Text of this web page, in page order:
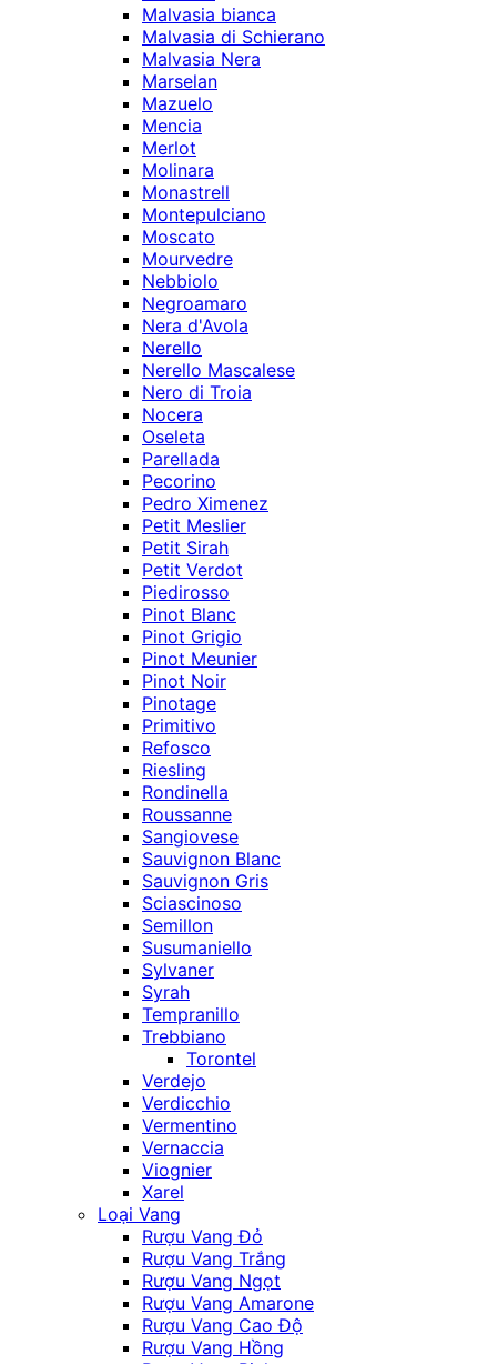
Malvasia bianca
Malvasia di Schierano
Malvasia Nera
Marselan
Mazuelo
Mencia
Merlot
Molinara
Monastrell
Montepulciano
Moscato
Mourvedre
Nebbiolo
Negroamaro
Nera d'Avola
Nerello
Nerello Mascalese
Nero di Troia
Nocera
Oseleta
Parellada
Pecorino
Pedro Ximenez
Petit Meslier
Petit Sirah
Petit Verdot
Piedirosso
Pinot Blanc
Pinot Grigio
Pinot Meunier
Pinot Noir
Pinotage
Primitivo
Refosco
Riesling
Rondinella
Roussanne
Sangiovese
Sauvignon Blanc
Sauvignon Gris
Sciascinoso
Semillon
Susumaniello
Sylvaner
Syrah
Tempranillo
Trebbiano
Torontel
Verdejo
Verdicchio
Vermentino
Vernaccia
Viognier
Xarel
Loại Vang
Rượu Vang Đỏ
Rượu Vang Trắng
Rượu Vang Ngọt
Rượu Vang Amarone
Rượu Vang Cao Độ
Rượu Vang Hồng